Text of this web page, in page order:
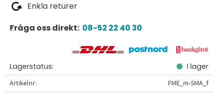
Enkla returer
Fråga oss direkt: 08-52 22 40 30
Lagerstatus I lager
Artikelnr FME_m-SMA_f